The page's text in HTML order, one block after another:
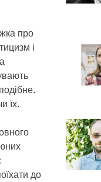
про
і
їх.
до